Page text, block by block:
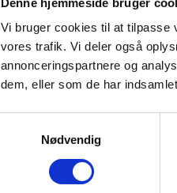
Vi bruger cookies til at tilpasse
vores trafik. Vi deler også
annonceringspartnere og
dem, eller som de har
Nødvendig
terska
laer
Dansk
sprogl
ige
ompe
tence